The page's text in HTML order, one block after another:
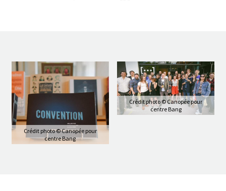
Crédit photo © Canopée pour
centre Bang
Crédit photo © Canopée pour
centre Bang